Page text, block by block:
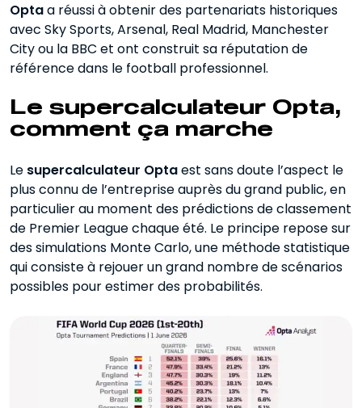
Optaa réussi à obtenir des partenariats historiques
avec Sky Sports, Arsenal, Real Madrid, Manchester
City ou la BBC et ont construit sa réputation de
référence dans le football professionnel.
Le supercalculateur Opta,
comment ça marche
Le supercalculateur Optaest sans doute l’aspect le
plus connu de l’entreprise auprès du grand public, en
particulier au moment des prédictions de classement
de Premier League chaque été. Le principe repose sur
des simulations Monte Carlo, une méthode statistique
qui consiste à rejouer un grand nombre de scénarios
possibles pour estimer des probabilités.